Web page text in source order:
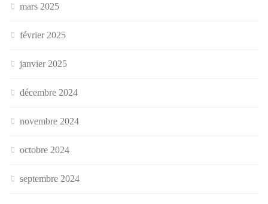
mars 2025
février 2025
janvier 2025
décembre 2024
novembre 2024
octobre 2024
septembre 2024